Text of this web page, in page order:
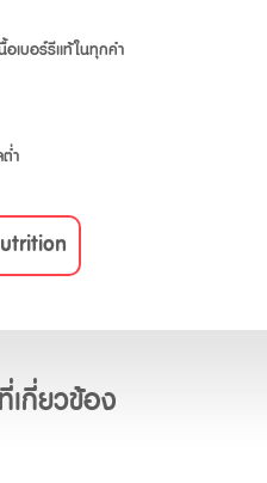
กี่ยวข้อง